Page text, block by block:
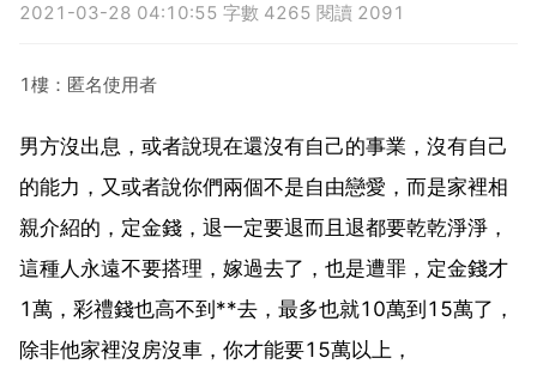
2021-03-28 04:10:55 字數 4265 閱讀 2091
1樓：匿名使用者
男方沒出息，或者說現在還沒有自己的事業，沒有自己
的能力，又或者說你們兩個不是自由戀愛，而是家裡相
親介紹的，定金錢，退一定要退而且退都要乾乾淨淨，
這種人永遠不要搭理，嫁過去了，也是遭罪，定金錢才
1萬，彩禮錢也高不到**去，最多也就10萬到15萬了，
除非他家裡沒房沒車，你才能要15萬以上，